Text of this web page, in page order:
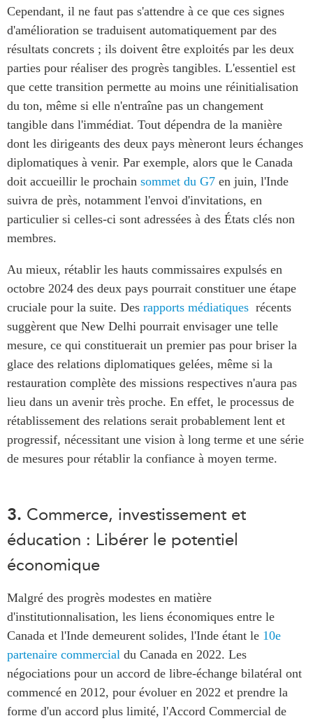
Cependant, il ne faut pas s'attendre à ce que ces signes
d'amélioration se traduisent automatiquement par des
résultats concrets ; ils doivent être exploités par les deux
parties pour réaliser des progrès tangibles. L'essentiel est
que cette transition permette au moins une réinitialisation
du ton, même si elle n'entraîne pas un changement
tangible dans l'immédiat. Tout dépendra de la manière
dont les dirigeants des deux pays mèneront leurs échanges
diplomatiques à venir. Par exemple, alors que le Canada
doit accueillir le prochain sommet du G7 en juin, l'Inde
suivra de près, notamment l'envoi d'invitations, en
particulier si celles-ci sont adressées à des États clés non
membres.
Au mieux, rétablir les hauts commissaires expulsés en
octobre 2024 des deux pays pourrait constituer une étape
cruciale pour la suite. Des rapports médiatiques récents
suggèrent que New Delhi pourrait envisager une telle
mesure, ce qui constituerait un premier pas pour briser la
glace des relations diplomatiques gelées, même si la
restauration complète des missions respectives n'aura pas
lieu dans un avenir très proche. En effet, le processus de
rétablissement des relations serait probablement lent et
progressif, nécessitant une vision à long terme et une série
de mesures pour rétablir la confiance à moyen terme.
3. Commerce, investissement et
éducation : Libérer le potentiel
économique
Malgré des progrès modestes en matière
d'institutionnalisation, les liens économiques entre le
Canada et l'Inde demeurent solides, l'Inde étant le 10e
partenaire commercial du Canada en 2022. Les
négociations pour un accord de libre-échange bilatéral ont
commencé en 2012, pour évoluer en 2022 et prendre la
forme d'un accord plus limité, l'Accord Commercial de